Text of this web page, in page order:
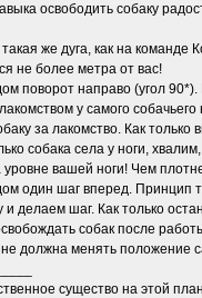
освободить собаку
же дуга, как на команде
не более метра от вас!
поворот направо (угол 90*).
у самого
за лакомство. Как
собака села у ноги,
вашей ноги! Чем
один шаг вперед. Принцип
и делаем шаг. Как только
собак после
не должна менять положение
существо на этой